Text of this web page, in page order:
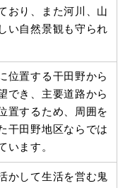
おり、また河川、山
い自然景観も守られ
位置する干田野から
でき、主要道路から
置するため、周囲を
干田野地区ならでは
います。
かして生活を営む鬼